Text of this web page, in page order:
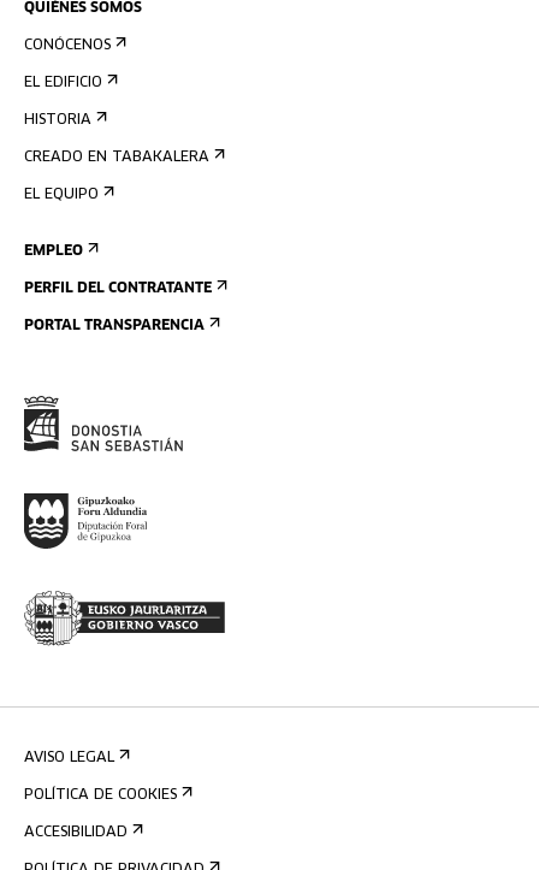
QUIÉNES SOMOS
CONÓCENOS
EL EDIFICIO
HISTORIA
CREADO EN TABAKALERA
EL EQUIPO
EMPLEO
PERFIL DEL CONTRATANTE
PORTAL TRANSPARENCIA
AVISO LEGAL
POLÍTICA DE COOKIES
ACCESIBILIDAD